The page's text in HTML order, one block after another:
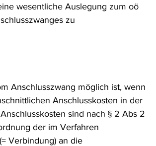
Völkerrecht
wesentliche Auslegung zum oö
zu
Anschlusszwang möglich ist, wenn
Anschlusskosten in der
sind nach § 2 Abs 2
der im Verfahren
Verbindung) an die